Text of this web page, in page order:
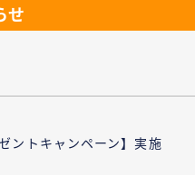
せ
ントキャンペーン】実施